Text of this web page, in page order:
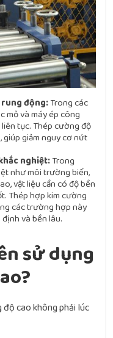
động:Trong các
mỏ và máy ép công
tục. Thép cường độ
giúp giảm nguy cơ nứt
nghiệt:Trong
như môi trường biển,
vật liệu cần có độ bền
Thép hợp kim cường
các trường hợp này
và bền lâu.
sử dụng
cao không phải lúc